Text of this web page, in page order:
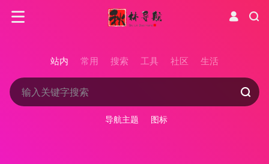
站内 常用 搜索 工具 社区 生活
导航主题 图标